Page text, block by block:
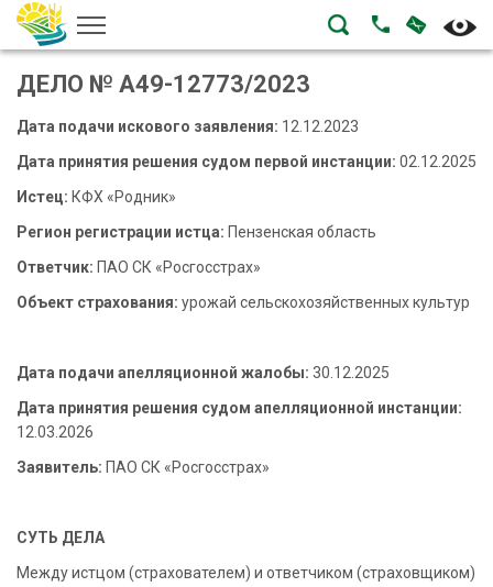
ПОЗВОНИТЬ
ДЕЛО № А49-12773/2023
Дата подачи искового заявления: 12.12.2023
Дата принятия решения судом первой инстанции: 02.12.2025
Истец: КФХ «Родник»
Регион регистрации истца: Пензенская область
Ответчик: ПАО СК «Росгосстрах»
Объект страхования: урожай сельскохозяйственных культур
Дата подачи апелляционной жалобы: 30.12.2025
Дата принятия решения судом апелляционной инстанции:
12.03.2026
Заявитель: ПАО СК «Росгосстрах»
СУТЬ ДЕЛА
Между истцом (страхователем) и ответчиком (страховщиком)